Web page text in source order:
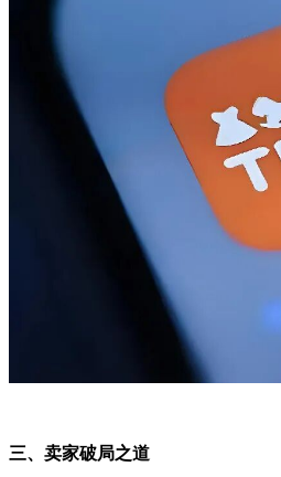
三、卖家破局之道